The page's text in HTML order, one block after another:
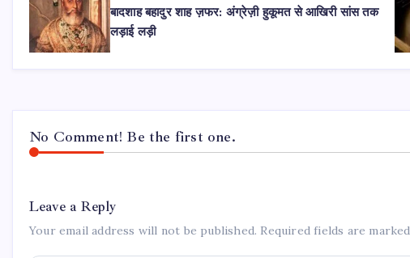
बादशाह बहादुर शाह ज़फर: अंग्रेज़ी हुकूमत से आखिरी सांस तक
लड़ाई लड़ी
No Comment! Be the first one.
Leave a Reply
Your email address will not be published. Required fields are marked